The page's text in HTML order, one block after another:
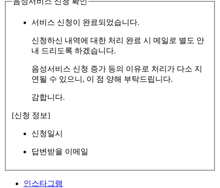
서비스 신청이 완료되었습니다.
신청하신 내역에 대한 처리 완료 시 메일로 별도 안
내 드리도록 하겠습니다.
음성서비스 신청 증가 등의 이유로 처리가 다소 지
연될 수 있으니, 이 점 양해 부탁드립니다.
감합니다.
[신청 정보]
신청일시
답변받을 이메일
인스타그램